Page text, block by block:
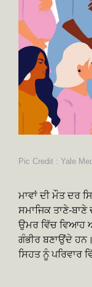
Pic Credit : Yale
ਮਾਵਾਂ ਦੀ ਮੌਤ ਦਰ
ਸਮਾਜਿਕ ਤਾਣੇ-
ਉਮਰ ਵਿੱਚ ਵਿਆਹ
ਗੰਭੀਰ ਬਣਾਉਂਦੇ
ਸਿਹਤ ਨੂੰ ਪਰਿਵਾਰ